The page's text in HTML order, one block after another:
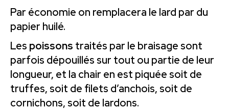
Par économie on remplacera le lard par du
papier huilé.
Les poissons traités par le braisage sont
parfois dépouillés sur tout ou partie de leur
longueur, et la chair en est piquée soit de
truffes, soit de filets d’anchois, soit de
cornichons, soit de lardons.